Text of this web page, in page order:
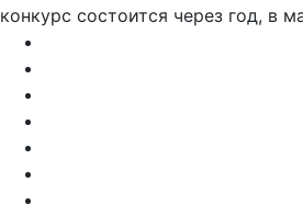
конкурс состоится через год, в